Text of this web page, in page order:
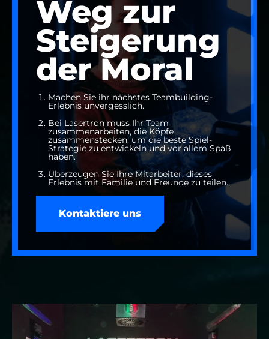
Weg zur
Steigerung
der Moral
Machen Sie ihr nächstes Teambuilding-
Erlebnis unvergesslich.
Bei Lasertron muss Ihr Team
zusammenarbeiten, die Köpfe
zusammenstecken, um die beste Spiel-
Strategie zu entwickeln und vor allem Spaß
haben.
Überzeugen Sie Ihre Mitarbeiter, dieses
Erlebnis mit Familie und Freunde zu teilen.
Kontaktiere uns